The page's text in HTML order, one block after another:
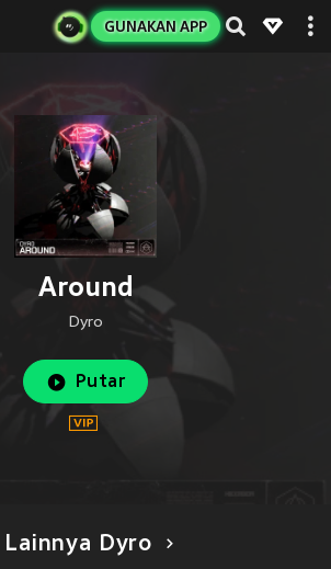
GUNAKAN APP
Around
Dyro
Putar
Lainnya Dyro